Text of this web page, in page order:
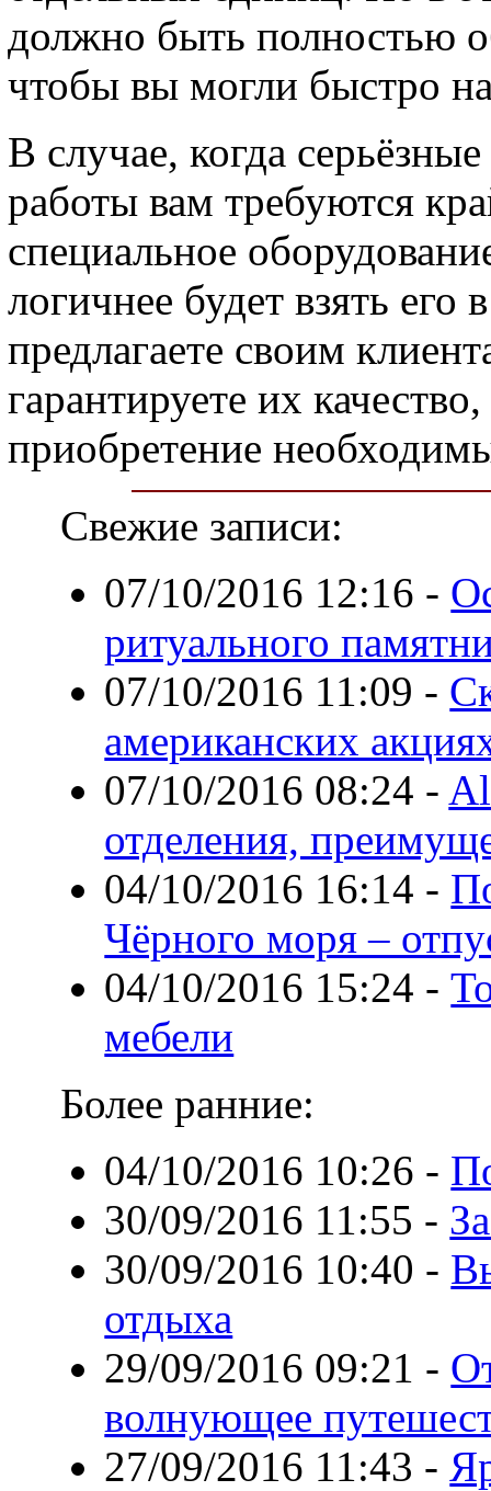
должно быть полностью
чтобы вы могли быстро
В случае, когда
работы вам требуются
специальное
логичнее будет взять
предлагаете своим
гарантируете их
приобретение
Свежие записи:
07/10/2016 12:16 -
ритуального
07/10/2016 11:09 -
американских
07/10/2016 08:24 -
отделения,
04/10/2016 16:14 -
Чёрного моря –
04/10/2016 15:24 -
мебели
Более ранние:
04/10/2016 10:26 -
30/09/2016 11:55 -
30/09/2016 10:40 -
отдыха
29/09/2016 09:21 -
волнующее
27/09/2016 11:43 -